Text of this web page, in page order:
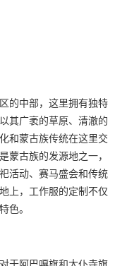
的中部，这里拥有独特
其广袤的草原、清澈的
和蒙古族传统在这里交
蒙古族的发源地之一，
活动、赛马盛会和传统
上，工作服的定制不仅
色。
于阿巴嘎旗和太仆寺旗